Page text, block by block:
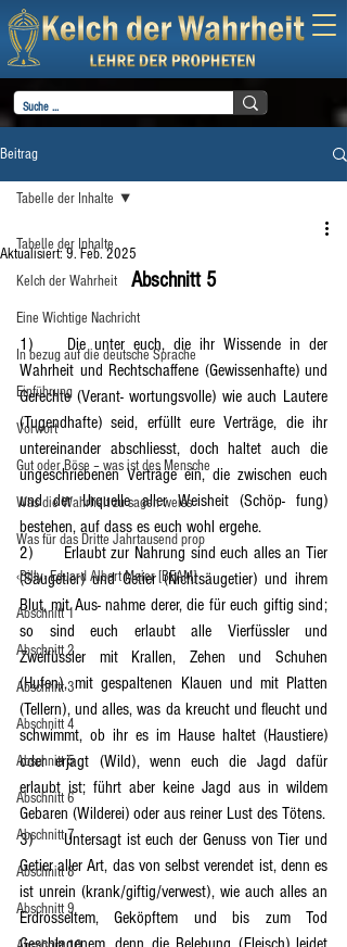
Beitrag
Tabelle der Inhalte
Kelch der Wahrheit
Eine Wichtige Nachricht
In bezug auf die deutsche Sprache
Einführung
Vorwort
Gut oder Böse – was ist des Mensche
Was die Wahrheit zu sagen weiss
Was für das Dritte Jahrtausend prop
‹Billy› Eduard Albert Meier [BEAM]
Abschnitt 1
Abschnitt 2
Abschnitt 3
Abschnitt 4
Abschnitt 5
Abschnitt 6
Abschnitt 7
Abschnitt 8
Abschnitt 9
Tabelle der Inhalte
Aktualisiert:9. Feb. 2025
Abschnitt 5
1)	Die unter euch, die ihr Wissende in der
Wahrheit und Rechtschaffene (Gewissenhafte) und
Gerechte (Verant- wortungsvolle) wie auch Lautere
(Tugendhafte) seid, erfüllt eure Verträge, die ihr
untereinander abschliesst, doch haltet auch die
ungeschriebenen Verträge ein, die zwischen euch
und der Urquelle aller Weisheit (Schöp- fung)
bestehen, auf dass es euch wohl ergehe.
2)	Erlaubt zur Nahrung sind euch alles an Tier
(Säugetier) und Getier (Nichtsäugetier) und ihrem
Blut, mit Aus- nahme derer, die für euch giftig sind;
so sind euch erlaubt alle Vierfüssler und
Zweifüssler mit Krallen, Zehen und Schuhen
(Hufen), mit gespaltenen Klauen und mit Platten
(Tellern), und alles, was da kreucht und fleucht und
schwimmt, ob ihr es im Hause haltet (Haustiere)
oder erjagt (Wild), wenn euch die Jagd dafür
erlaubt ist; führt aber keine Jagd aus in wildem
Gebaren (Wilderei) oder aus reiner Lust des Tötens.
3)	Untersagt ist euch der Genuss von Tier und
Getier aller Art, das von selbst verendet ist, denn es
ist unrein (krank/giftig/verwest), wie auch alles an
Erdrosseltem, Geköpftem und bis zum Tod